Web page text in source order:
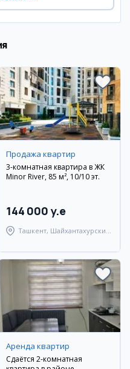
Продажа квартир
3-комнатная квартира в ЖК
Minor River, 85 м², 10/10 эт.
144 000 y.e
Ташкент, Шайхантахурский
Аренда квартир
Сдаётся 2-комнатная